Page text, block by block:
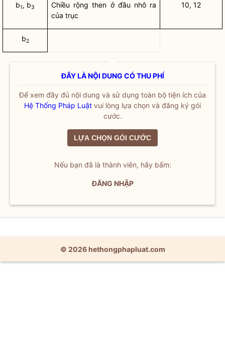
b1, b3
Chiều rộng then ở đầu nhô ra
của trục
10, 12
b2
ĐÂY LÀ NỘI DUNG CÓ THU PHÍ
Để xem đầy đủ nội dung và sử dụng toàn bộ tiện ích của
Hệ Thống Pháp Luật vui lòng lựa chọn và đăng ký gói
cước.
LỰA CHỌN GÓI CƯỚC
Nếu bạn đã là thành viên, hãy bấm:
ĐĂNG NHẬP
© 2026 hethongphapluat.com